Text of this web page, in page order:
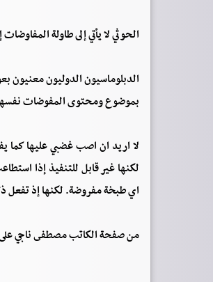
الحوثي لا يأتي إلى طاولة
الدبلوماسيون الدوليون معنيون
بموضوع ومحتوى المفوضات
لا اريد ان اصب غضبي عليها كما
لكنها غير قابل للتنفيذ إذا
اي طبخة مفروضة. لكنها إذ تفعل
من صفحة الكاتب مصطفى ناجي